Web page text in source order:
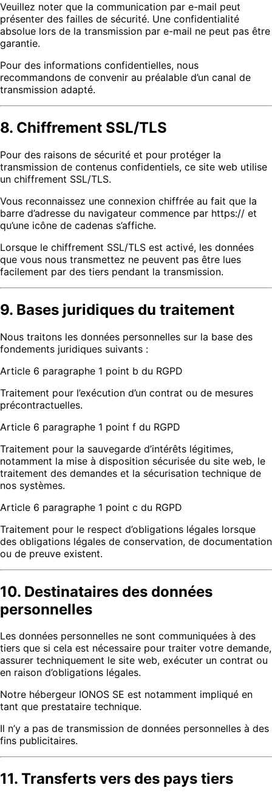
Veuillez noter que la communication par e-mail peut
présenter des failles de sécurité. Une confidentialité
absolue lors de la transmission par e-mail ne peut pas être
garantie.
Pour des informations confidentielles, nous
recommandons de convenir au préalable d’un canal de
transmission adapté.
8. Chiffrement SSL/TLS
Pour des raisons de sécurité et pour protéger la
transmission de contenus confidentiels, ce site web utilise
un chiffrement SSL/TLS.
Vous reconnaissez une connexion chiffrée au fait que la
barre d’adresse du navigateur commence par https:// et
qu’une icône de cadenas s’affiche.
Lorsque le chiffrement SSL/TLS est activé, les données
que vous nous transmettez ne peuvent pas être lues
facilement par des tiers pendant la transmission.
9. Bases juridiques du traitement
Nous traitons les données personnelles sur la base des
fondements juridiques suivants :
Article 6 paragraphe 1 point b du RGPD
Traitement pour l’exécution d’un contrat ou de mesures
précontractuelles.
Article 6 paragraphe 1 point f du RGPD
Traitement pour la sauvegarde d’intérêts légitimes,
notamment la mise à disposition sécurisée du site web, le
traitement des demandes et la sécurisation technique de
nos systèmes.
Article 6 paragraphe 1 point c du RGPD
Traitement pour le respect d’obligations légales lorsque
des obligations légales de conservation, de documentation
ou de preuve existent.
10. Destinataires des données
personnelles
Les données personnelles ne sont communiquées à des
tiers que si cela est nécessaire pour traiter votre demande,
assurer techniquement le site web, exécuter un contrat ou
en raison d’obligations légales.
Notre hébergeur IONOS SE est notamment impliqué en
tant que prestataire technique.
Il n’y a pas de transmission de données personnelles à des
fins publicitaires.
11. Transferts vers des pays tiers